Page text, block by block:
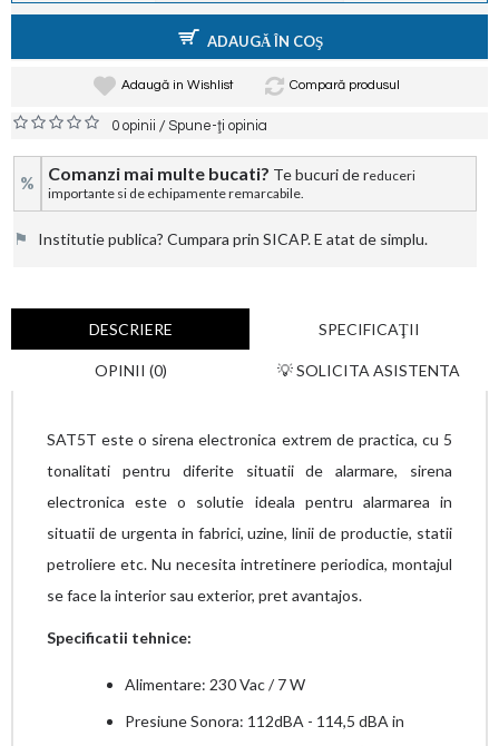
ADAUGĂ ÎN COŞ
Adaugă in Wishlist Compară produsul
0 opinii /Spune-ţi opinia
% Comanzi mai multe bucati? Te bucuri de reduceri
importante si de echipamente remarcabile.
⚑ Institutie publica? Cumpara prin SICAP. E atat de simplu.
DESCRIERE SPECIFICAŢII
OPINII (0) 💡 SOLICITA ASISTENTA
SAT5T este o sirena electronica extrem de practica, cu 5
tonalitati pentru diferite situatii de alarmare, sirena
electronica este o solutie ideala pentru alarmarea in
situatii de urgenta in fabrici, uzine, linii de productie, statii
petroliere etc. Nu necesita intretinere periodica, montajul
se face la interior sau exterior, pret avantajos.
Specificatii tehnice:
Alimentare: 230 Vac / 7 W
Presiune Sonora: 112dBA - 114,5 dBA in